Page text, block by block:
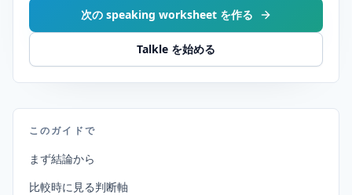
次の speaking worksheet を作る
Talkle を始める
このガイドで
まず結論から
比較時に見る判断軸